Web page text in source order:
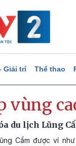
Giải trí Thể thao
vùng
du lịch Lũng
Cẩm được ví